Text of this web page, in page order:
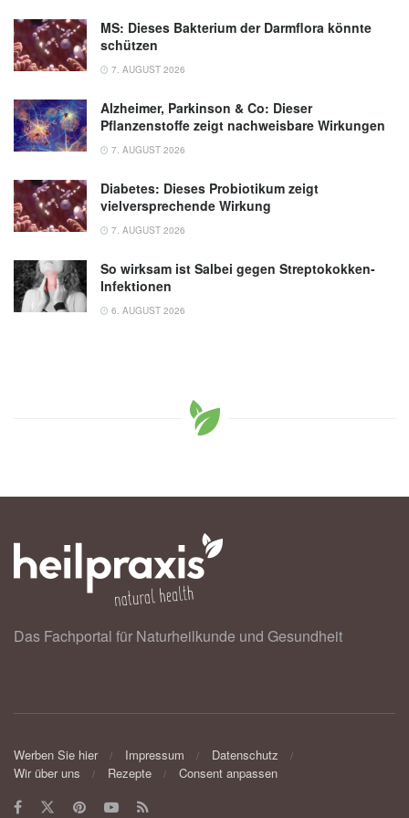
MS: Dieses Bakterium der Darmflora könnte
schützen
7. AUGUST 2026
Alzheimer, Parkinson & Co: Dieser
Pflanzenstoffe zeigt nachweisbare Wirkungen
7. AUGUST 2026
Diabetes: Dieses Probiotikum zeigt
vielversprechende Wirkung
7. AUGUST 2026
So wirksam ist Salbei gegen Streptokokken-
Infektionen
6. AUGUST 2026
Das Fachportal für Naturheilkunde und Gesundheit
Werben Sie hier Impressum
Datenschutz
Wir über uns
Rezepte Consent anpassen